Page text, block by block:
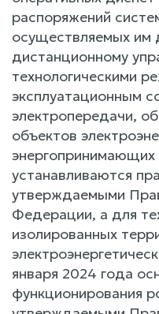
распоряжений
осуществляемых им
дистанционному
технологическими
эксплуатационным
электропередачи,
объектов
энергопринимающих
устанавливаются
утверждаемыми
Федерации, а для
изолированных
января 2024 года
функционирования